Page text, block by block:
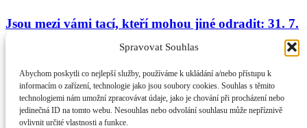
Spravovat Souhlas
Abychom poskytli co nejlepší služby, používáme k ukládání a/nebo přístupu k
informacím o zařízení, technologie jako jsou soubory cookies. Souhlas s těmito
technologiemi nám umožní zpracovávat údaje, jako je chování při procházení nebo
jedinečná ID na tomto webu. Nesouhlas nebo odvolání souhlasu může nepříznivě
ovlivnit určité vlastnosti a funkce.
Jsou mezi vámi tací, kteří mohou jiné odradit: 31. 7.
2026
Umění jednat s lidmi II. – přiznání chyby – morálka
věřícího a...